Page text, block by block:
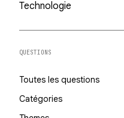
Technologie
QUESTIONS
Toutes les questions
Catégories